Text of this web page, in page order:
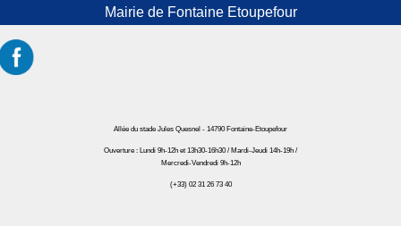
Mairie de Fontaine Etoupefour
Allée du stade Jules Quesnel - 14790 Fontaine-Etoupefour
Ouverture : Lundi 9h-12h et 13h30-16h30 / Mardi-Jeudi 14h-19h /
Mercredi-Vendredi 9h-12h
(+33) 02 31 26 73 40